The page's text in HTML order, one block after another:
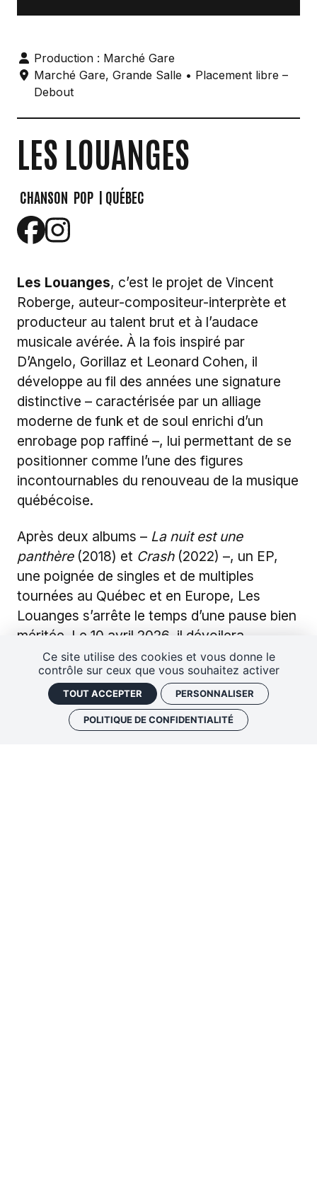
Ce site utilise des cookies et vous donne le
contrôle sur ceux que vous souhaitez activer
TOUT ACCEPTER PERSONNALISER
POLITIQUE DE CONFIDENTIALITÉ
Production : Marché Gare
Marché Gare, Grande Salle • Placement libre –
Debout
LES LOUANGES
CHANSON POP | QUÉBEC
Les Louanges, c’est le projet de Vincent
Roberge, auteur-compositeur-interprète et
producteur au talent brut et à l’audace
musicale avérée. À la fois inspiré par
D’Angelo, Gorillaz et Leonard Cohen, il
développe au fil des années une signature
distinctive – caractérisée par un alliage
moderne de funk et de soul enrichi d’un
enrobage pop raffiné –, lui permettant de se
positionner comme l’une des figures
incontournables du renouveau de la musique
québécoise.
Après deux albums – La nuit est une
panthère(2018) et Crash(2022) –, un EP,
une poignée de singles et de multiples
tournées au Québec et en Europe, Les
Louanges s’arrête le temps d’une pause bien
méritée. Le 10 avril 2026, il dévoilera
Alouette!, son très attendu troisième album.